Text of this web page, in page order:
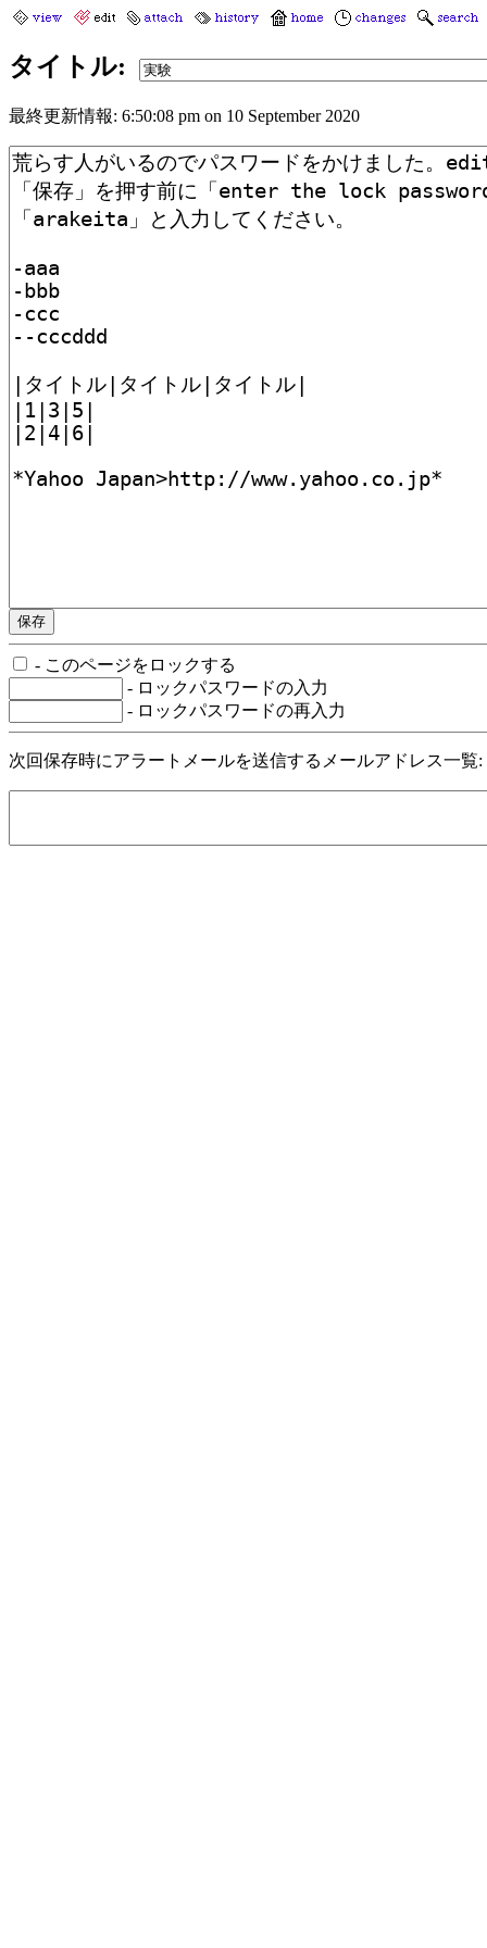
タイトル:
最終更新情報: 6:50:08 pm on 10 September 2020
- このページをロックする
- ロックパスワードの入力
- ロックパスワードの再入力
次回保存時にアラートメールを送信するメールアドレス一覧: